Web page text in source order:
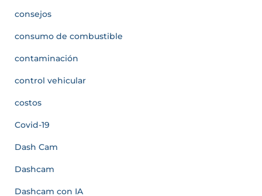
consejos
consumo de combustible
contaminación
control vehicular
costos
Covid-19
Dash Cam
Dashcam
Dashcam con IA